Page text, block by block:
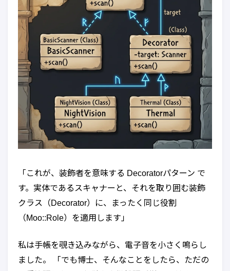
「これが、装飾者を意味する Decoratorパターン で
す。実体であるスキャナーと、それを取り囲む装飾
クラス（Decorator）に、まったく同じ役割
（Moo::Role）を適用します」
私は手帳を覗き込みながら、電子音を小さく鳴らし
ました。 「でも博士、そんなことをしたら、ただの